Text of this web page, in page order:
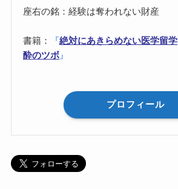
座右の銘：経験は奪われない財産
書籍： 『絶対にあきらめない医学留学
酔のツボ 』
プロフィール